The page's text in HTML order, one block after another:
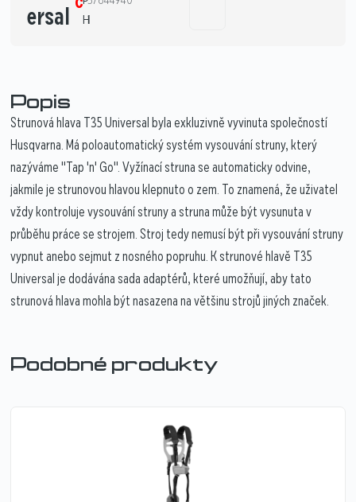
ersal
H1
Popis
Strunová hlava T35 Universal byla exkluzivně vyvinuta společností
Husqvarna. Má poloautomatický systém vysouvání struny, který
nazýváme "Tap 'n' Go". Vyžínací struna se automaticky odvine,
jakmile je strunovou hlavou klepnuto o zem. To znamená, že uživatel
vždy kontroluje vysouvání struny a struna může být vysunuta v
průběhu práce se strojem. Stroj tedy nemusí být při vysouvání struny
vypnut anebo sejmut z nosného popruhu. K strunové hlavě T35
Universal je dodávána sada adaptérů, které umožňují, aby tato
strunová hlava mohla být nasazena na většinu strojů jiných značek.
Podobné produkty